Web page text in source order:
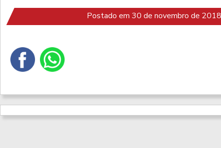
Postado em 30 de novembro de